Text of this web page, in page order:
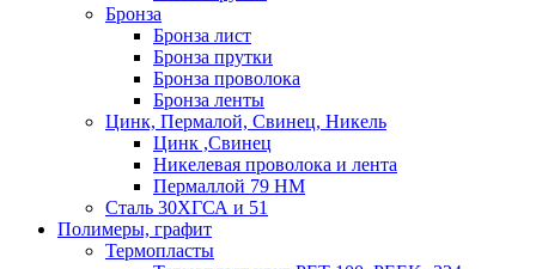
Бронза
Бронза лист
Бронза прутки
Бронза проволока
Бронза ленты
Цинк, Пермалой, Свинец, Никель
Цинк ,Свинец
Никелевая проволока и лента
Пермаллой 79 НМ
Сталь 30ХГСА и 51
Полимеры, графит
Термопласты